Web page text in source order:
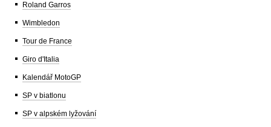
Roland Garros
Wimbledon
Tour de France
Giro d'Italia
Kalendář MotoGP
SP v biatlonu
SP v alpském lyžování